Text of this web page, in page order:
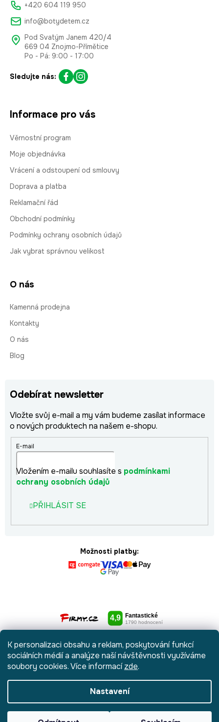
K personalizaci obsahu a reklam, poskytování funkcí
sociálních médií a analýze naší návštěvnosti využíváme
soubory cookies. Více informacízde.
Nastavení
+420 604 119 950
info@botydetem.cz
Pod Svatým Janem 420/4
669 04 Znojmo-Přímětice
Po - Pá: 9:00 - 17:00
Sledujte nás:
Informace pro vás
Věrnostní program
Moje objednávka
Vrácení a odstoupení od smlouvy
Doprava a platba
Reklamační řád
Obchodní podmínky
Podmínky ochrany osobních údajů
Jak vybrat správnou velikost
O nás
Kamenná prodejna
Kontakty
O nás
Blog
Odebírat newsletter
Vložte svůj e-mail a my vám budeme zasílat informace
o nových produktech na našem e-shopu.
E-mail
Vložením e-mailu souhlasíte s podmínkami
ochrany osobních údajů
PŘIHLÁSIT SE
Možnosti platby: